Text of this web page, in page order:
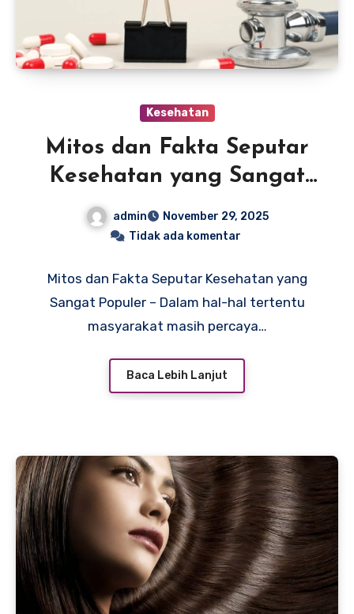
Kesehatan
Mitos dan Fakta Seputar
Kesehatan yang Sangat
admin
November 29, 2025
Tidak ada komentar
Mitos dan Fakta Seputar Kesehatan yang
Sangat Populer – Dalam hal-hal tertentu
masyarakat masih percaya…
Baca Lebih Lanjut